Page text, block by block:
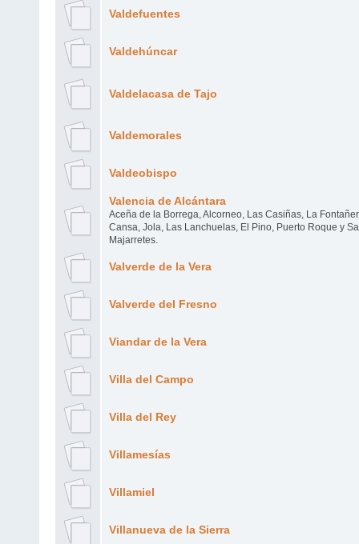
Valdefuentes
Valdehúncar
Valdelacasa de Tajo
Valdemorales
Valdeobispo
Valencia de Alcántara
Aceña de la Borrega, Alcorneo, Las Casiñas, La
Cansa, Jola, Las Lanchuelas, El Pino, Puerto Roque y
Majarretes.
Valverde de la Vera
Valverde del Fresno
Viandar de la Vera
Villa del Campo
Villa del Rey
Villamesías
Villamiel
Villanueva de la Sierra